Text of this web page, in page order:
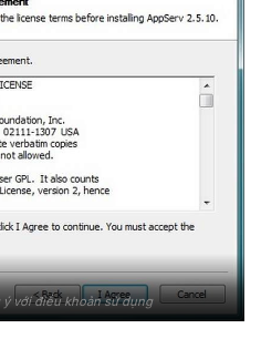
ý với điều khoản sử dụng